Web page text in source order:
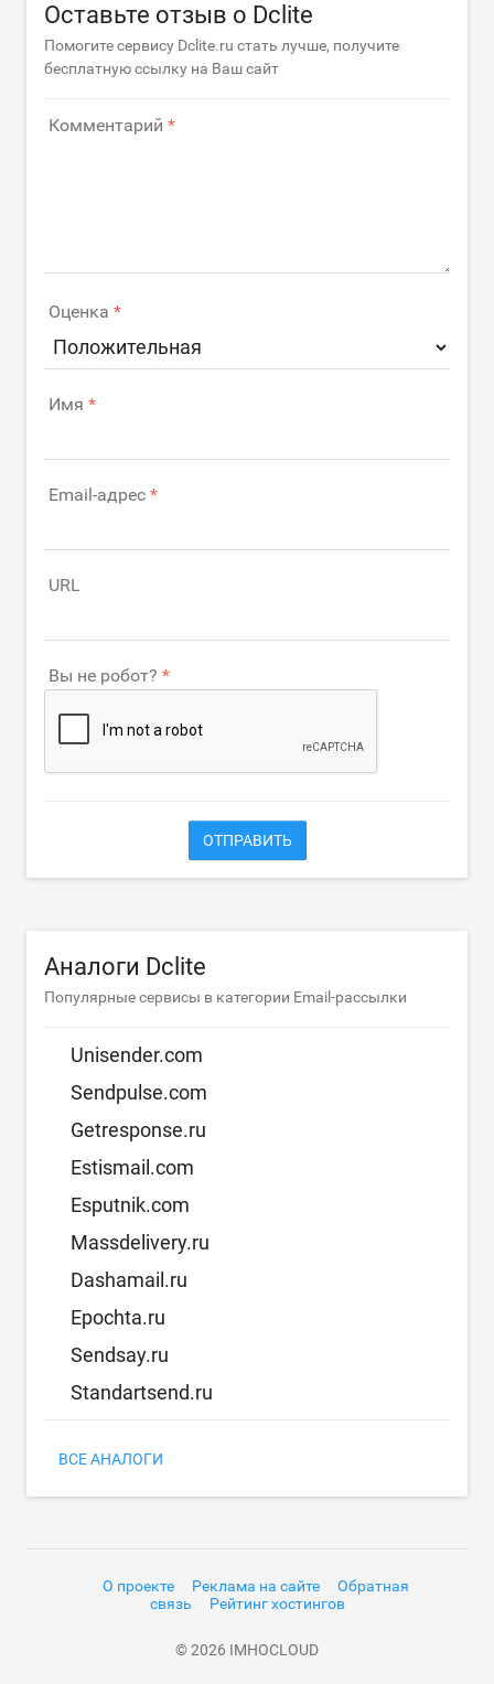
Оставьте отзыв о Dclite
Помогите сервису Dclite.ru стать лучше, получите
бесплатную ссылку на Ваш сайт
Комментарий
Оценка
Имя
Email-адрес
URL
Вы не робот?
ОТПРАВИТЬ
Аналоги Dclite
Популярные сервисы в категории Email-рассылки
Unisender.com
Sendpulse.com
Getresponse.ru
Estismail.com
Esputnik.com
Massdelivery.ru
Dashamail.ru
Epochta.ru
Sendsay.ru
Standartsend.ru
ВСЕ АНАЛОГИ
О проекте Реклама на сайте
Обратная
связь
Рейтинг хостингов
© 2026 IMHOCLOUD